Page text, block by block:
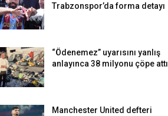
Trabzonspor’da forma detayı
“Ödenemez” uyarısını yanlış
anlayınca 38 milyonu çöpe attı
Manchester United defteri